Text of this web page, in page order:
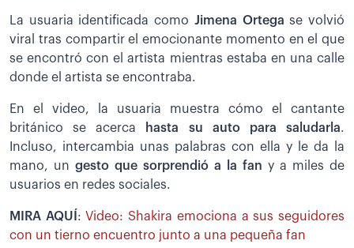
La usuaria identificada como Jimena Ortega se volvió
viral tras compartir el emocionante momento en el que
se encontró con el artista mientras estaba en una calle
donde el artista se encontraba.
En el video, la usuaria muestra cómo el cantante
británico se acerca
hasta su auto para saludarla.
Incluso, intercambia unas palabras con ella y le da la
mano, un gesto que sorprendió a la fan y a miles de
usuarios en redes sociales.
MIRA AQUÍ : Video: Shakira emociona a sus seguidores
con un tierno encuentro junto a una pequeña fan